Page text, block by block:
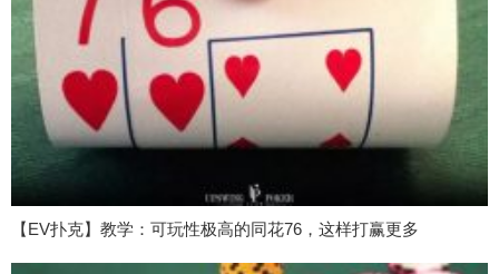
【EV扑克】教学：可玩性极高的同花76，这样打赢更多